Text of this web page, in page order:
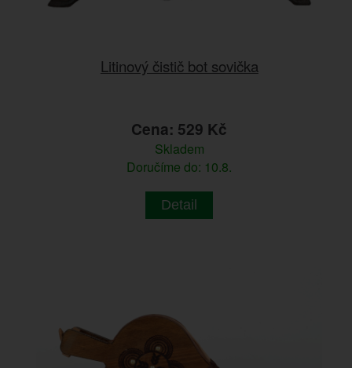
Litinový čistič bot sovička
Cena: 529 Kč
Skladem
Doručíme do: 10.8.
Detail